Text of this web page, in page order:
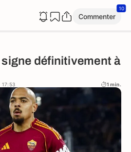
Commenter
10
définitivement à
1 min.